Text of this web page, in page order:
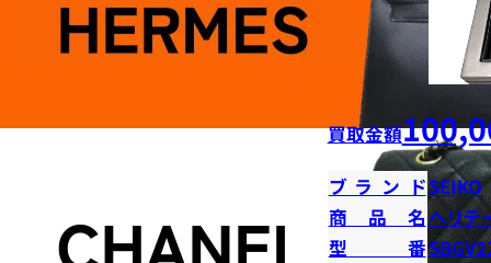
買取金額
ブランドSEIKO
商品名ヘリテ
型番